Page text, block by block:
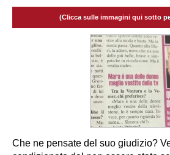
(Clicca sulle immagini qui sotto
Che ne pensate del suo giudizio?